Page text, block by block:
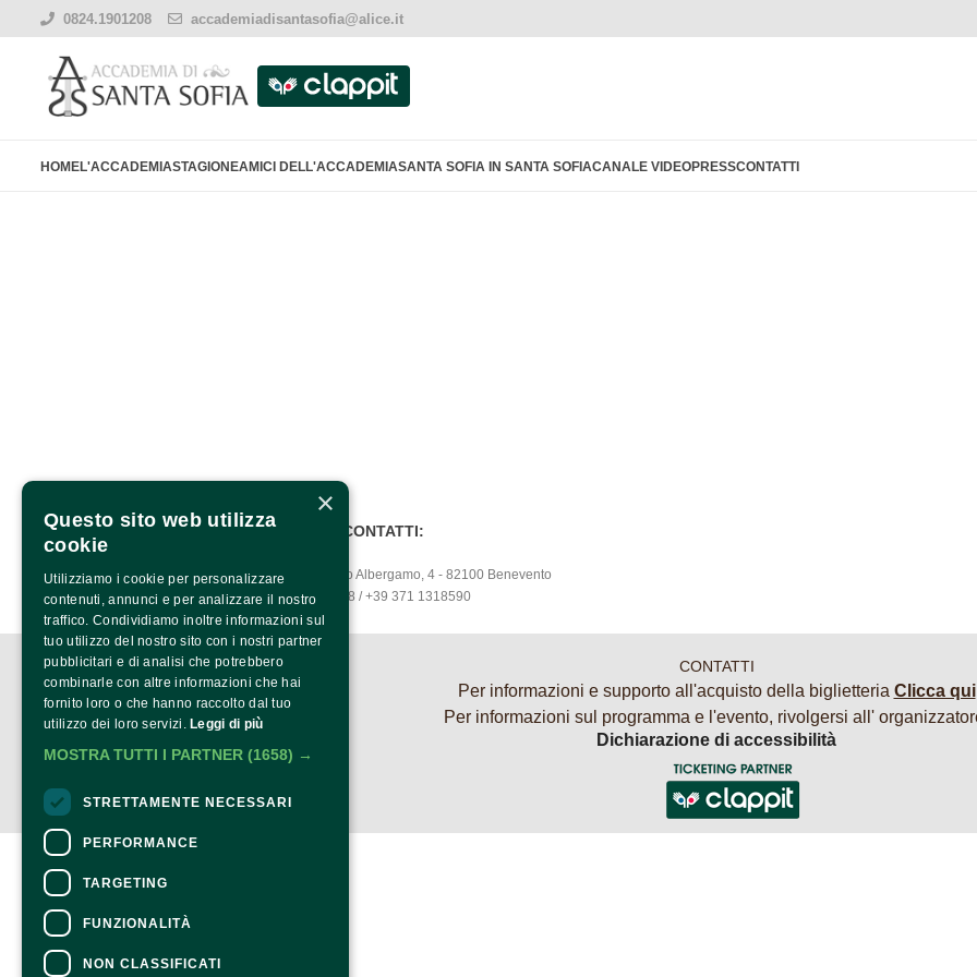
0824.1901208 accademiadisantasofia@alice.it
HOMEL'ACCADEMIASTAGIONEAMICI DELL'ACCADEMIASANTA SOFIA IN SANTA SOFIACANALE VIDEOPRESSCONTATTI
PER INFO E CONTATTI:
Via Francesco Albergamo, 4 - 82100 Benevento
0824.1901208 / +39 371 1318590
CONTATTI
Per informazioni e supporto all'acquisto della biglietteria Clicca qui
Per informazioni sul programma e l'evento, rivolgersi all'
Dichiarazione di accessibilità
×
Questo sito web utilizza
cookie
Utilizziamo i cookie per personalizzare
contenuti, annunci e per analizzare il nostro
traffico. Condividiamo inoltre informazioni sul
tuo utilizzo del nostro sito con i nostri partner
pubblicitari e di analisi che potrebbero
combinarle con altre informazioni che hai
fornito loro o che hanno raccolto dal tuo
utilizzo dei loro servizi. Leggi di più
MOSTRA TUTTI I PARTNER (1658) →
STRETTAMENTE NECESSARI
PERFORMANCE
TARGETING
FUNZIONALITÀ
NON CLASSIFICATI